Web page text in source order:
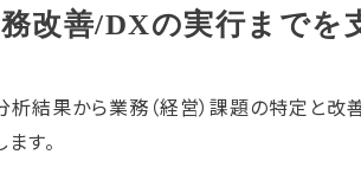
改善/DXの実行までを
析結果から業務（経営）課題の特定と
す。